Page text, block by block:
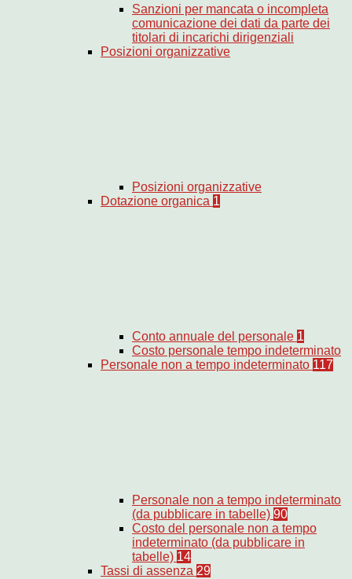
Sanzioni per mancata o incompleta
comunicazione dei dati da parte dei
titolari di incarichi dirigenziali
Posizioni organizzative
Posizioni organizzative
Dotazione organica 1
Conto annuale del personale 1
Costo personale tempo indeterminato
Personale non a tempo indeterminato 117
Personale non a tempo indeterminato
(da pubblicare in tabelle) 90
Costo del personale non a tempo
indeterminato (da pubblicare in
tabelle) 14
Tassi di assenza 29